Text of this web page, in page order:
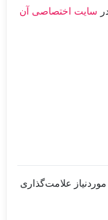
سایت اختصاصی آن
علامت‌گذاری